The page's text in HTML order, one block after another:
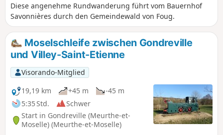
Diese angenehme Rundwanderung führt vom Bauernhof
Savonnières durch den Gemeindewald von Foug.
Moselschleife zwischen Gondreville
und Villey-Saint-Etienne
Visorando-Mitglied
19,19 km
+45 m
-45 m
5:35 Std.
Schwer
Start in Gondreville (Meurthe-et-
Moselle) (Meurthe-et-Moselle)